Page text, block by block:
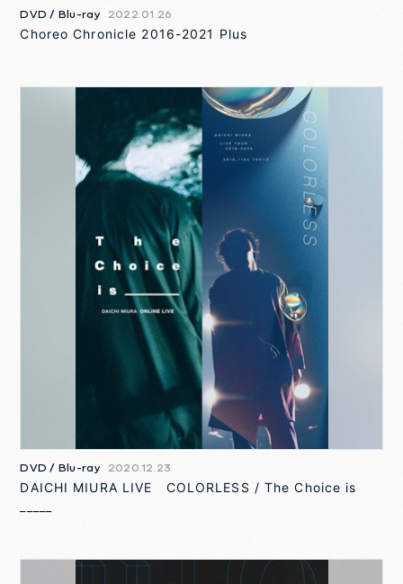
DVD / Blu-ray 2022.01.26
Choreo Chronicle 2016-2021 Plus
DVD / Blu-ray 2020.12.23
DAICHI MIURA LIVE COLORLESS / The Choice is